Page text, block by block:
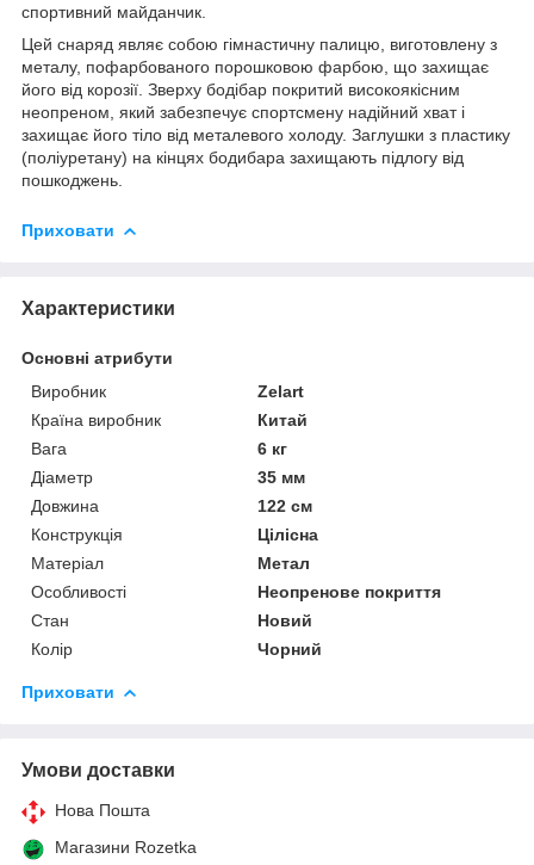
спортивний майданчик.
Цей снаряд являє собою гімнастичну палицю, виготовлену з
металу, пофарбованого порошковою фарбою, що захищає
його від корозії. Зверху бодібар покритий високоякісним
неопреном, який забезпечує спортсмену надійний хват і
захищає його тіло від металевого холоду. Заглушки з пластику
(поліуретану) на кінцях бодибара захищають підлогу від
пошкоджень.
Приховати
Характеристики
Основні атрибути
Виробник
Zelart
Країна виробник
Китай
Вага
6 кг
Діаметр
35 мм
Довжина
122 см
Конструкція
Цілісна
Матеріал
Метал
Особливості
Неопренове покриття
Стан
Новий
Колір
Чорний
Приховати
Умови доставки
Нова Пошта
Магазини Rozetka